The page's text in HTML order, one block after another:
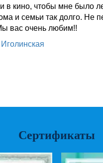
в кино, чтобы мне было
и семьи так долго. Не
вас очень любим!!
Сертификаты